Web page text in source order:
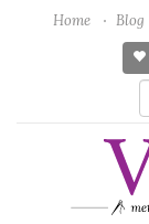
Home Blog